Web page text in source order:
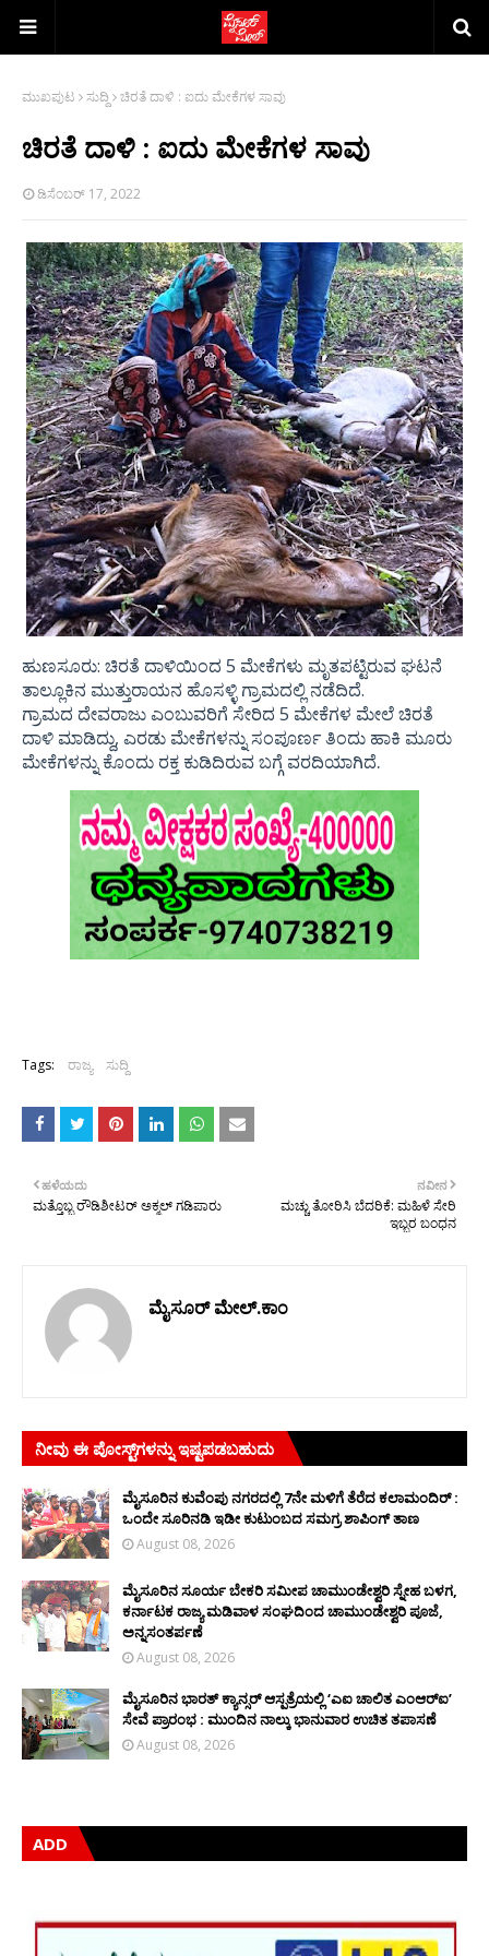
ಮುಖಪುಟ ಸುದ್ದಿ ಚಿರತೆ ದಾಳಿ : ಐದು ಮೇಕೆಗಳ ಸಾವು
ಚಿರತೆ ದಾಳಿ : ಐದು ಮೇಕೆಗಳ ಸಾವು
ಡಿಸೆಂಬರ್ 17, 2022
ಹುಣಸೂರು: ಚಿರತೆ ದಾಳಿಯಿಂದ 5 ಮೇಕೆಗಳು ಮೃತಪಟ್ಟಿರುವ ಘಟನೆ
ತಾಲ್ಲೂಕಿನ ಮುತ್ತುರಾಯನ ಹೊಸಳ್ಳಿ ಗ್ರಾಮದಲ್ಲಿ ನಡೆದಿದೆ.
ಗ್ರಾಮದ ದೇವರಾಜು ಎಂಬುವರಿಗೆ ಸೇರಿದ 5 ಮೇಕೆಗಳ ಮೇಲೆ ಚಿರತೆ
ದಾಳಿ ಮಾಡಿದ್ದು, ಎರಡು ಮೇಕೆಗಳನ್ನು ಸಂಪೂರ್ಣ ತಿಂದು ಹಾಕಿ ಮೂರು
ಮೇಕೆಗಳನ್ನು ಕೊಂದು ರಕ್ತ ಕುಡಿದಿರುವ ಬಗ್ಗೆ ವರದಿಯಾಗಿದೆ.
Tags: ರಾಜ್ಯ ಸುದ್ದಿ
ನವೀನ
ಮಚ್ಚು ತೋರಿಸಿ ಬೆದರಿಕೆ: ಮಹಿಳೆ ಸೇರಿ
ಇಬ್ಬರ ಬಂಧನ
ಹಳೆಯದು
ಮತ್ತೊಬ್ಬ ರೌಡಿಶೀಟರ್ ಅಕ್ಮಲ್ ಗಡಿಪಾರು
ಮೈಸೂರ್ ಮೇಲ್.ಕಾಂ
ನೀವು ಈ ಪೋಸ್ಟ್‌ಗಳನ್ನು ಇಷ್ಟಪಡಬಹುದು
ಮೈಸೂರಿನ ಕುವೆಂಪು ನಗರದಲ್ಲಿ 7ನೇ ಮಳಿಗೆ ತೆರೆದ ಕಲಾಮಂದಿರ್ :
ಒಂದೇ ಸೂರಿನಡಿ ಇಡೀ ಕುಟುಂಬದ ಸಮಗ್ರ ಶಾಪಿಂಗ್ ತಾಣ
August 08, 2026
ಮೈಸೂರಿನ ಸೂರ್ಯ ಬೇಕರಿ ಸಮೀಪ ಚಾಮುಂಡೇಶ್ವರಿ ಸ್ನೇಹ ಬಳಗ,
ಕರ್ನಾಟಕ ರಾಜ್ಯ ಮಡಿವಾಳ ಸಂಘದಿಂದ ಚಾಮುಂಡೇಶ್ವರಿ ಪೂಜೆ,
ಅನ್ನಸಂತರ್ಪಣೆ
August 08, 2026
ಮೈಸೂರಿನ ಭಾರತ್ ಕ್ಯಾನ್ಸರ್ ಆಸ್ಪತ್ರೆಯಲ್ಲಿ ‘ಎಐ ಚಾಲಿತ ಎಂಆರ್‌ಐ’
ಸೇವೆ ಪ್ರಾರಂಭ : ಮುಂದಿನ ನಾಲ್ಕು ಭಾನುವಾರ ಉಚಿತ ತಪಾಸಣೆ
August 08, 2026
ADD